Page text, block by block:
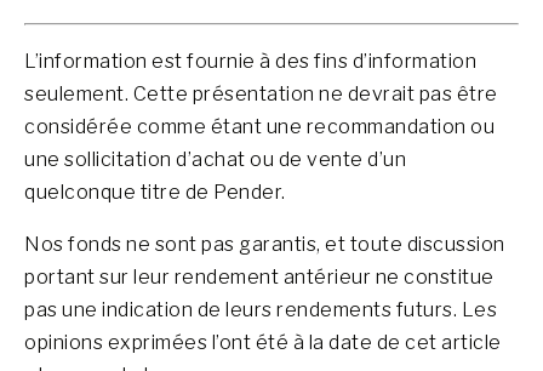
L’information est fournie à des fins d’information
seulement. Cette présentation ne devrait pas être
considérée comme étant une recommandation ou
une sollicitation d’achat ou de vente d’un
quelconque titre de Pender.
Nos fonds ne sont pas garantis, et toute discussion
portant sur leur rendement antérieur ne constitue
pas une indication de leurs rendements futurs. Les
opinions exprimées l’ont été à la date de cet article